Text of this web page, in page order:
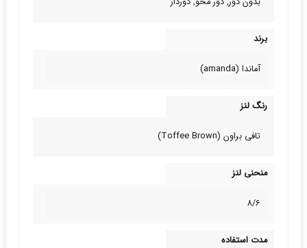
برند
آماندا (amanda)
رنگ لنز
تافی براون (Toffee Brown)
منحنی لنز
8/6
مدت استفاده